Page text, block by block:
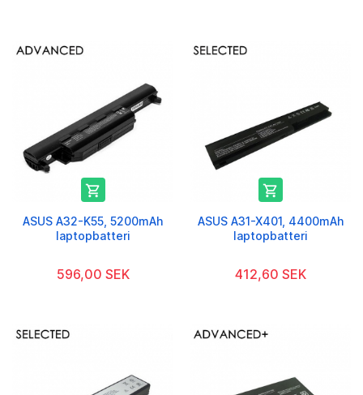

ASUS A32-K55, 5200mAh
laptopbatteri
596,00 SEK

ASUS A31-X401, 4400mAh
laptopbatteri
412,60 SEK